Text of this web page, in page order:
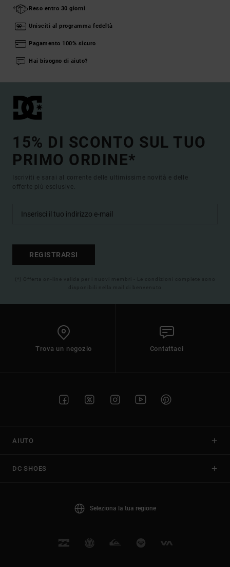
Reso entro 30 giorni
Unisciti al programma fedeltà
Pagamento 100% sicuro
Hai bisogno di aiuto?
15% DI SCONTO SUL TUO
PRIMO ORDINE*
Iscriviti e sarai al corrente delle ultimissime novità e delle
offerte più esclusive.
REGISTRARSI
(*) Offerta on-line valida per i nuovi membri - Le condizioni complete sono
disponibili nella mail di benvenuto
Trova un negozio Contattaci
AIUTO
DC SHOES
Seleziona la tua regione